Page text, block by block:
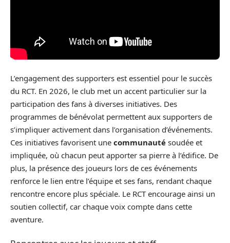
L’engagement des supporters est essentiel pour le succès
du RCT. En 2026, le club met un accent particulier sur la
participation des fans à diverses initiatives. Des
programmes de bénévolat permettent aux supporters de
s’impliquer activement dans l’organisation d’événements.
Ces initiatives favorisent une communauté soudée et
impliquée, où chacun peut apporter sa pierre à l’édifice. De
plus, la présence des joueurs lors de ces événements
renforce le lien entre l’équipe et ses fans, rendant chaque
rencontre encore plus spéciale. Le RCT encourage ainsi un
soutien collectif, car chaque voix compte dans cette
aventure.